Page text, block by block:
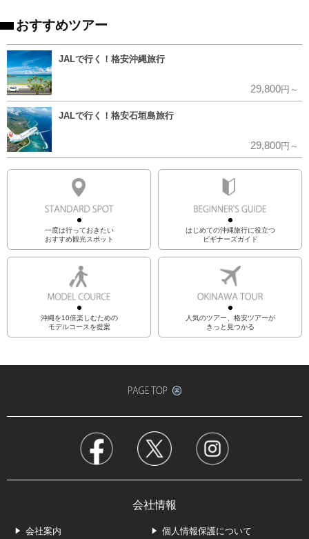
おすすめツアー
JALで行く！格安沖縄旅行
29,800円～
JALで行く！格安石垣島旅行
29,800円～
一度は行っておきたい
おすすめ観光スポット
はじめての沖縄旅行に役立つ
ビギナーズガイド
沖縄を10倍楽しむための
モデルコースを提案
人気のツアー、格安ツアーが
きっと見つかる
会社情報
会社案内 個人情報保護について